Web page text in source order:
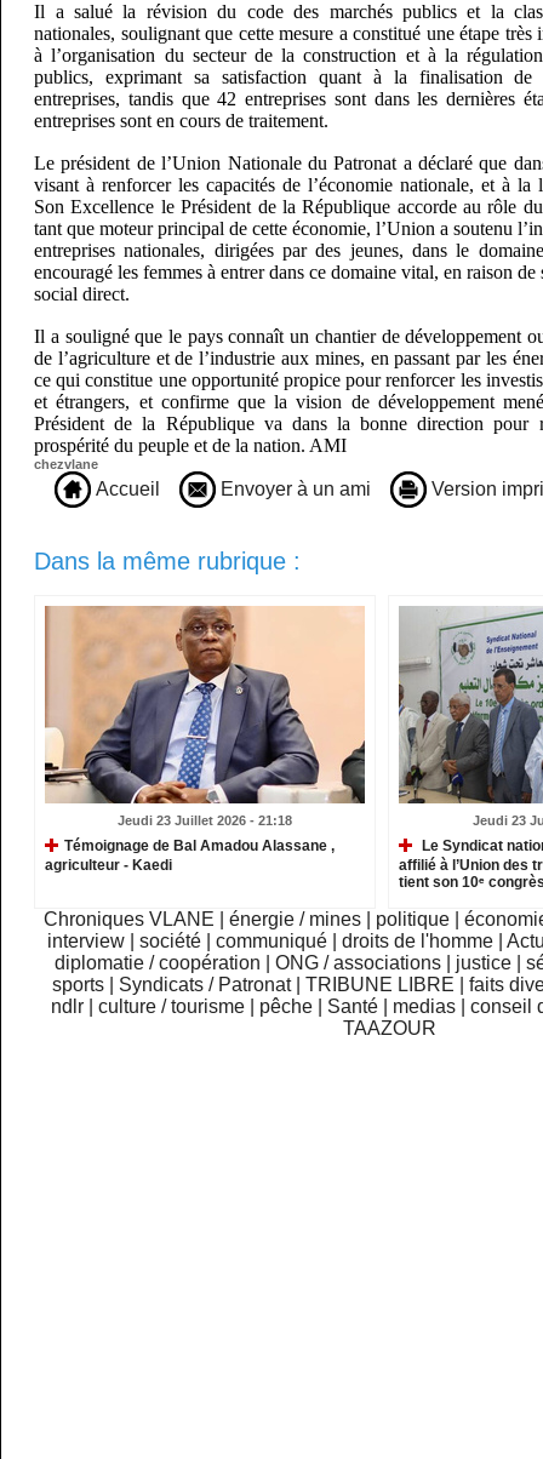
Il a salué la révision du code des marchés publics et la
nationales, soulignant que cette mesure a constitué une étape
à l’organisation du secteur de la construction et à la
publics, exprimant sa satisfaction quant à la finalisation
entreprises, tandis que 42 entreprises sont dans les dernières
entreprises sont en cours de traitement.
Le président de l’Union Nationale du Patronat a déclaré que
visant à renforcer les capacités de l’économie nationale, et à la
Son Excellence le Président de la République accorde au rôle
tant que moteur principal de cette économie, l’Union a soutenu
entreprises nationales, dirigées par des jeunes, dans le
encouragé les femmes à entrer dans ce domaine vital, en raison
social direct.
Il a souligné que le pays connaît un chantier de développement
de l’agriculture et de l’industrie aux mines, en passant par les
ce qui constitue une opportunité propice pour renforcer les
et étrangers, et confirme que la vision de développement
Président de la République va dans la bonne direction pour
prospérité du peuple et de la nation. AMI
chezvlane
Accueil Envoyer à un ami Version
Dans la même rubrique :
Jeudi 23 Juillet 2026 - 21:18
​Témoignage de Bal Amadou Alassane ,
agriculteur - Kaedi
Jeudi 23
Le Syndicat
affilié à l’Union des
tient son 10ᵉ
Chroniques VLANE énergie / mines politique
interview
|société |communiqué |droits de l'homme |
diplomatie / coopération
ONG / associations justice
sports
Syndicats / Patronat TRIBUNE LIBRE
faits
ndlr
|culture / tourisme pêche Santé medias |conseil
TAAZOUR